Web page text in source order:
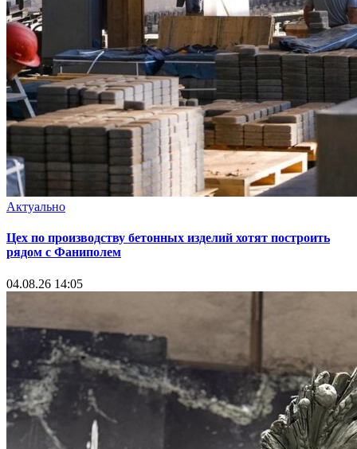
Актуально
Цех по производству бетонных изделий хотят построить
рядом с Фаниполем
04.08.26 14:05